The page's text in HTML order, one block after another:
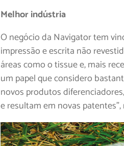
Melhor indústria
O negócio da Navigator tem
impressão e escrita não
áreas como o tissue e, mais
um papel que considero
novos produtos
e resultam em novas